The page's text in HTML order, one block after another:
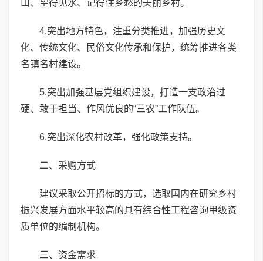
山、望得见水、记得住乡愁的美丽乡村。
4.突出地方特色，注重分类推进，加强历史文
化、传统文化、民俗文化传承和保护，统筹推进各类
名镇名村建设。
5.突出加强基层党组织建设，打造一支政治过
硬、敢于担当、作风优良的“三农”工作队伍。
6.突出深化农村改革，强化政策支持。
二、采购方式
建议采取公开招标的方式，选取国内在研究乡村
振兴发展方面水平较高的具有综合性工程咨询甲级资
质单位的编制机构。
三、资金需求